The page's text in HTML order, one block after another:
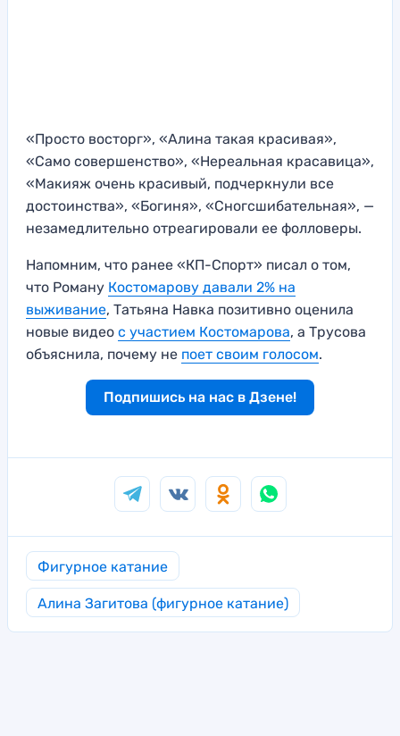
«Просто восторг», «Алина такая красивая»,
«Само совершенство», «Нереальная красавица»,
«Макияж очень красивый, подчеркнули все
достоинства», «Богиня», «Сногсшибательная», —
незамедлительно отреагировали ее фолловеры.
Напомним, что ранее «КП-Спорт» писал о том,
что Роману Костомарову давали 2% на
выживание, Татьяна Навка позитивно оценила
новые видео с участием Костомарова, а Трусова
объяснила, почему не поет своим голосом.
Подпишись на нас в Дзене!
Фигурное катание
Алина Загитова (фигурное катание)